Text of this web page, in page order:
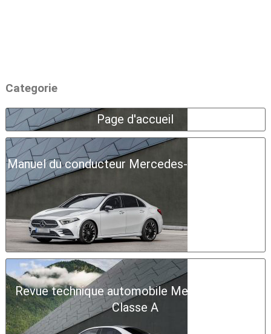
Categorie
Page d'accueil
Manuel du conducteur Mercedes-Benz Classe A
Revue technique automobile Mercedes-Benz
Classe A